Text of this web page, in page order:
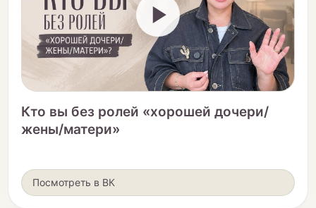
Кто вы без ролей «хорошей дочери/
жены/матери»
Посмотреть в ВК